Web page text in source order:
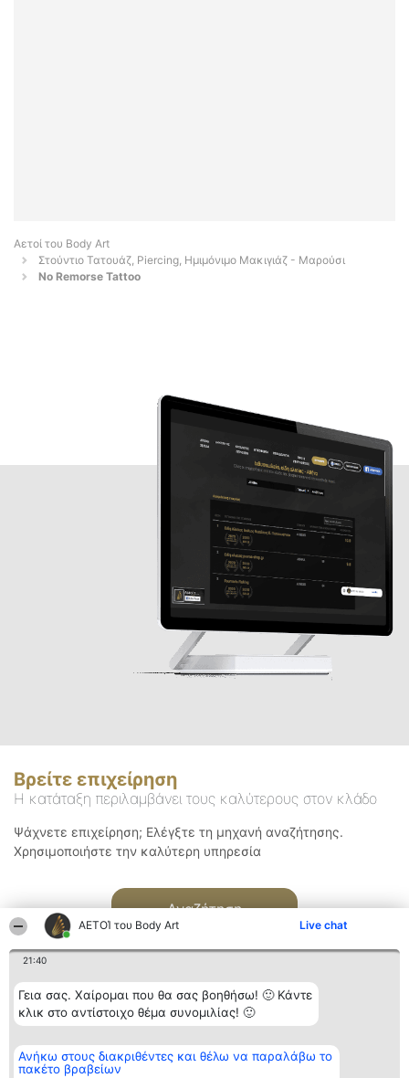
ΑΕΤΟΊ του Body Art Live chat
21:40
Γεια σας. Χαίρομαι που θα σας βοηθήσω! 🙂 Κάντε
κλικ στο αντίστοιχο θέμα συνομιλίας! 🙂
Ανήκω στους διακριθέντες και θέλω να παραλάβω το
πακέτο βραβείων
Αετοί του Body Art
Στούντιο Τατουάζ, Piercing, Ημιμόνιμο Μακιγιάζ - Μαρούσι
No Remorse Tattoo
Βρείτε επιχείρηση
Η κατάταξη περιλαμβάνει τους καλύτερους στον κλάδο
Ψάχνετε επιχείρηση; Ελέγξτε τη μηχανή αναζήτησης.
Χρησιμοποιήστε την καλύτερη υπηρεσία
Αναζήτηση
Διοργανωτής της
κατάταξης
BEAUTIFUL COMPANY
Κατάταξη
Διακριθέντες
Επικοινωνία
Επικοινωνία